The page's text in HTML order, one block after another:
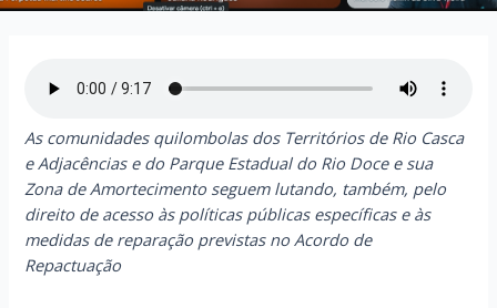
As comunidades quilombolas dos Territórios de Rio Casca
e Adjacências e do Parque Estadual do Rio Doce e sua
Zona de Amortecimento seguem lutando, também, pelo
direito de acesso às políticas públicas específicas e às
medidas de reparação previstas no Acordo de
Repactuação